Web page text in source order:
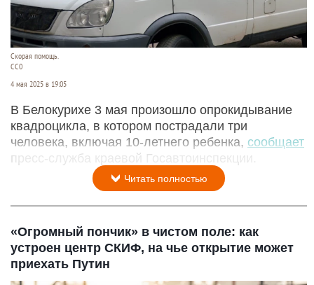
Скорая помощь.
СС0
4 мая 2025 в 19:05
В Белокурихе 3 мая произошло опрокидывание
квадроцикла, в котором пострадали три
человека, включая 10-летнего ребенка, сообщает
пресс-служба краевой Госавтоинспекции.
Читать полностью
«Огромный пончик» в чистом поле: как
устроен центр СКИФ, на чье открытие может
приехать Путин